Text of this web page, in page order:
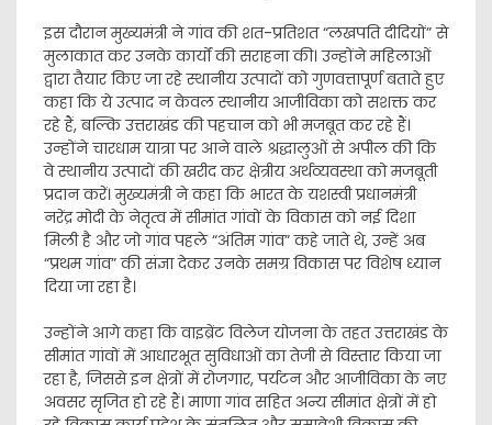
इस दौरान मुख्यमंत्री ने गांव की शत-प्रतिशत “लखपति दीदियों” से
मुलाकात कर उनके कार्यों की सराहना की। उन्होंने महिलाओं
द्वारा तैयार किए जा रहे स्थानीय उत्पादों को गुणवत्तापूर्ण बताते हुए
कहा कि ये उत्पाद न केवल स्थानीय आजीविका को सशक्त कर
रहे हैं, बल्कि उत्तराखंड की पहचान को भी मजबूत कर रहे हैं।
उन्होंने चारधाम यात्रा पर आने वाले श्रद्धालुओं से अपील की कि
वे स्थानीय उत्पादों की खरीद कर क्षेत्रीय अर्थव्यवस्था को मजबूती
प्रदान करें। मुख्यमंत्री ने कहा कि भारत के यशस्वी प्रधानमंत्री
नरेंद्र मोदी के नेतृत्व में सीमांत गांवों के विकास को नई दिशा
मिली है और जो गांव पहले “अंतिम गांव” कहे जाते थे, उन्हें अब
“प्रथम गांव” की संज्ञा देकर उनके समग्र विकास पर विशेष ध्यान
दिया जा रहा है।
उन्होंने आगे कहा कि वाइब्रेंट विलेज योजना के तहत उत्तराखंड के
सीमांत गांवों में आधारभूत सुविधाओं का तेजी से विस्तार किया जा
रहा है, जिससे इन क्षेत्रों में रोजगार, पर्यटन और आजीविका के नए
अवसर सृजित हो रहे हैं। माणा गांव सहित अन्य सीमांत क्षेत्रों में हो